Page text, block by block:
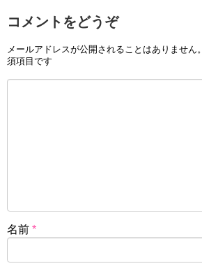
コメントをどうぞ
メールアドレスが公開されることはありません。
須項目です
名前 *